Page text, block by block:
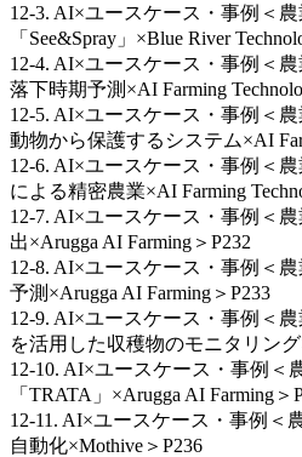
12-3. AI×ユースケース・事例＜
「See&Spray」×Blue River
12-4. AI×ユースケース・事例＜
落下時期予測×AI Farming
12-5. AI×ユースケース・事例＜
動物から保護するシステム×AI
12-6. AI×ユースケース・事例＜
による精密農業×AI Farming
12-7. AI×ユースケース・事例＜
出×Arugga AI Farming＞P232
12-8. AI×ユースケース・事例＜
予測×Arugga AI Farming＞P233
12-9. AI×ユースケース・事例＜
を活用した収穫物のモニタリング
12-10. AI×ユースケース・事例＜
「TRATA」×Arugga AI Farming＞
12-11. AI×ユースケース・事例＜
自動化×Mothive＞P236